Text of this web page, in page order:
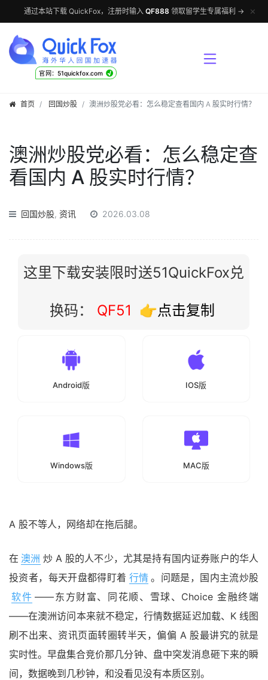
通过本站下载 QuickFox，注册时输入 QF888 领取留学生专属福利 → ✕
官网：51quickfox.com √
首页 回国炒股 澳洲炒股党必看：怎么稳定查看国内 A 股实时行情？
澳洲炒股党必看：怎么稳定查
看国内 A 股实时行情？
回国炒股, 资讯 2026.03.08
这里下载安装限时送51QuickFox兑
换码： QF51 👉点击复制
Android版 IOS版
Windows版 MAC版
A 股不等人，网络却在拖后腿。
在 澳洲 炒 A 股的人不少，尤其是持有国内证券账户的华人
投资者，每天开盘都得盯着 行情 。问题是，国内主流炒股
软件 ——东方财富、同花顺、雪球、Choice 金融终端
——在澳洲访问本来就不稳定，行情数据延迟加载、K 线图
刷不出来、资讯页面转圈转半天，偏偏 A 股最讲究的就是
实时性。早盘集合竞价那几分钟、盘中突发消息砸下来的瞬
间，数据晚到几秒钟，和没看见没有本质区别。